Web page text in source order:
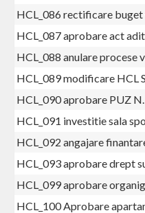
HCL_086 rectificare
HCL_087 aprobare act
HCL_088 anulare procese
HCL_089 modificare HCL
HCL_090 aprobare PUZ
HCL_091 investitie sala
HCL_092 angajare
HCL_093 aprobare drept
HCL_099 aprobare
HCL_100 Aprobare